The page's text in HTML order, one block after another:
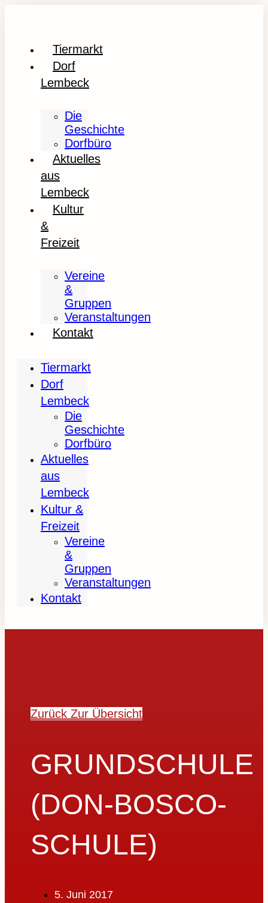
Tiermarkt
Dorf
Lembeck
Die
Geschichte
Dorfbüro
Aktuelles
aus
Lembeck
Kultur
&
Freizeit
Vereine
&
Gruppen
Veranstaltungen
Kontakt
Tiermarkt
Dorf
Lembeck
Die
Geschichte
Dorfbüro
Aktuelles
aus
Lembeck
Kultur &
Freizeit
Vereine
&
Gruppen
Veranstaltungen
Kontakt
Zurück Zur Übersicht
GRUNDSCHULE
(DON-BOSCO-
SCHULE)
5. Juni 2017